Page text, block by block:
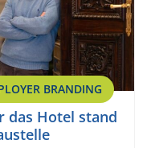
BRANDING
das Hotel stand